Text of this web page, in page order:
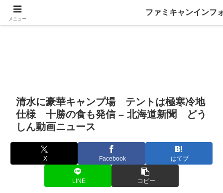
清水に豪華キャンプ場 テントは極寒冷地
仕様 十勝の食も発信 – 北海道新聞 どう
しん動画ニュース
X Facebook はてブ
LINE コピー
メニュー
ファミキャンインフ